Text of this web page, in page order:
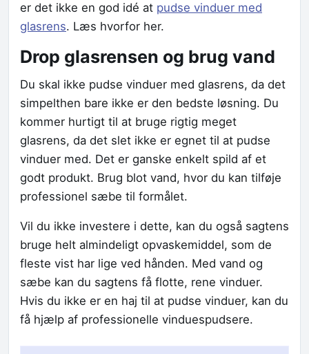
er det ikke en god idé at pudse vinduer med
glasrens. Læs hvorfor her.
Drop glasrensen og brug vand
Du skal ikke pudse vinduer med glasrens, da det
simpelthen bare ikke er den bedste løsning. Du
kommer hurtigt til at bruge rigtig meget
glasrens, da det slet ikke er egnet til at pudse
vinduer med. Det er ganske enkelt spild af et
godt produkt. Brug blot vand, hvor du kan tilføje
professionel sæbe til formålet.
Vil du ikke investere i dette, kan du også sagtens
bruge helt almindeligt opvaskemiddel, som de
fleste vist har lige ved hånden. Med vand og
sæbe kan du sagtens få flotte, rene vinduer.
Hvis du ikke er en haj til at pudse vinduer, kan du
få hjælp af professionelle vinduespudsere.